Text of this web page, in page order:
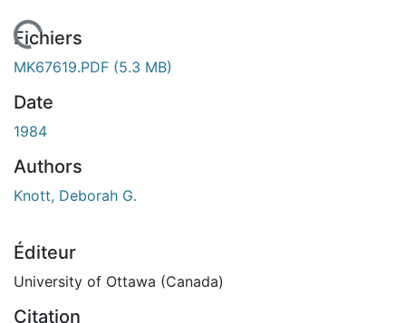
En cours de chargement...
Fichiers
MK67619.PDF (5.3 MB)
Date
1984
Authors
Knott, Deborah G.
Éditeur
University of Ottawa (Canada)
Citation